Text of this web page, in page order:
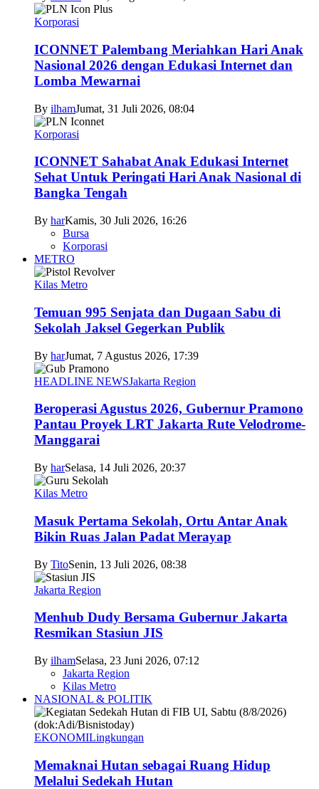
Korporasi
ICONNET Palembang Meriahkan Hari Anak
Nasional 2026 dengan Edukasi Internet dan
Lomba Mewarnai
By ilhamJumat, 31 Juli 2026, 08:04
Korporasi
ICONNET Sahabat Anak Edukasi Internet
Sehat Untuk Peringati Hari Anak Nasional di
Bangka Tengah
By harKamis, 30 Juli 2026, 16:26
Bursa
Korporasi
METRO
Kilas Metro
Temuan 995 Senjata dan Dugaan Sabu di
Sekolah Jaksel Gegerkan Publik
By harJumat, 7 Agustus 2026, 17:39
HEADLINE NEWSJakarta Region
Beroperasi Agustus 2026, Gubernur Pramono
Pantau Proyek LRT Jakarta Rute Velodrome-
Manggarai
By harSelasa, 14 Juli 2026, 20:37
Kilas Metro
Masuk Pertama Sekolah, Ortu Antar Anak
Bikin Ruas Jalan Padat Merayap
By TitoSenin, 13 Juli 2026, 08:38
Jakarta Region
Menhub Dudy Bersama Gubernur Jakarta
Resmikan Stasiun JIS
By ilhamSelasa, 23 Juni 2026, 07:12
Jakarta Region
Kilas Metro
NASIONAL & POLITIK
EKONOMILingkungan
Memaknai Hutan sebagai Ruang Hidup
Melalui Sedekah Hutan